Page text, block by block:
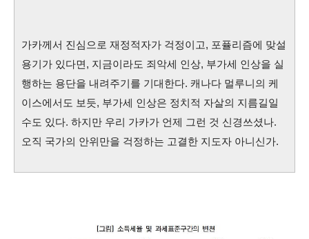
가카께서 진심으로 재정적자가 걱정이고, 포퓰리즘에 맞설
용기가 있다면, 지금이라도 죄악세 인상, 부가세 인상을 실
행하는 용단을 내려주기를 기대한다. 캐나다 멀루니의 케
이스에서도 보듯, 부가세 인상은 정치적 자살의 지름길일
수도 있다. 하지만 우리 가카가 언제 그런 것 신경쓰셨나.
오직 국가의 안위만을 걱정하는 고결한 지도자 아니신가.